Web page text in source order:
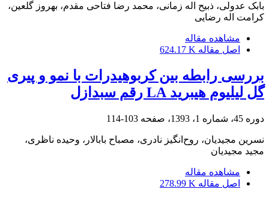
بابک عدولی، ذبیح اله زمانی، محمد رضا فتاحی مقدم، بهروز گلعین،
کرامت اله رضایی
مشاهده مقاله
اصل مقاله 624.17 K
بررسی رابطه بین کربوهیدرات با نمو و پیری
گل لیلیوم هیبرید LA رقم سبدازل
دوره 45، شماره 1، 1393، صفحه 103-114
نسرین مجیدیان، روح‌انگیز نادری، مصباح بابالار، وحیده ناظری،
مجید مجیدیان
مشاهده مقاله
اصل مقاله 278.99 K